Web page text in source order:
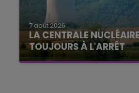
7 août 2026
LA CENTRALE
TOUJOURS À L'ARRÊT
Cela fait déjà une semaine